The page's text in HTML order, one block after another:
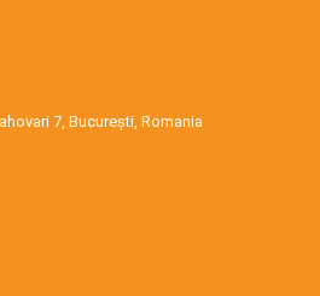
7, București, Romania